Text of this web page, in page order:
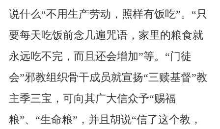
说什么“不用生产劳动，照样有饭吃”。“只
要每天吃饭前念几遍咒语，家里的粮食就
永远吃不完，而且还会增加”等。“门徒
会”邪教组织骨干成员就宣扬“三赎基督”教
主季三宝，可向其广大信众予“赐福
粮”、“生命粮”，并且胡说“信了这个教，